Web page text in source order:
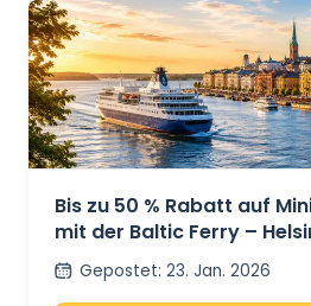
Bis zu 50 % Rabatt auf
mit der Baltic Ferry –
Stockholm
Gepostet: 23. Jan. 2026